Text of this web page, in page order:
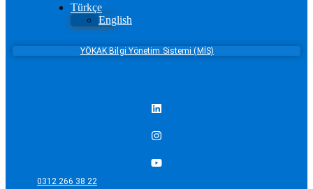
Türkçe
English
YÖKAK Bilgi Yönetim Sistemi (MİS)
0312 266 38 22